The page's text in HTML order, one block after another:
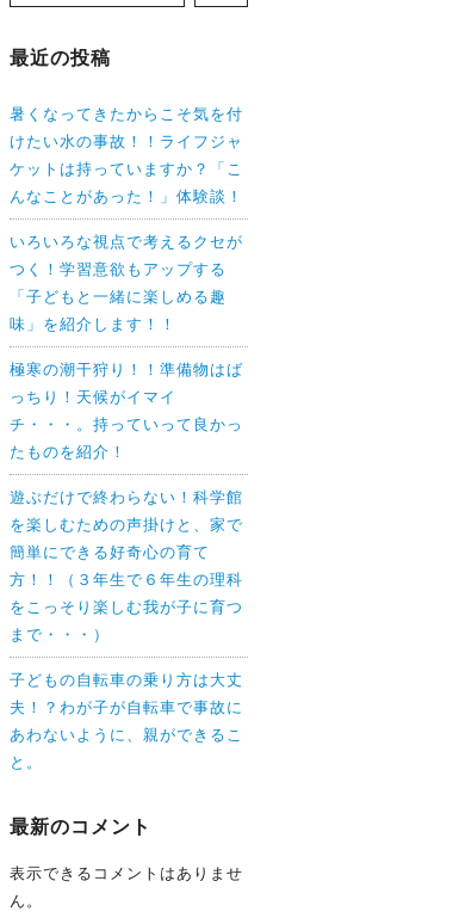
最近の投稿
暑くなってきたからこそ気を付
けたい水の事故！！ライフジャ
ケットは持っていますか？「こ
んなことがあった！」体験談！
いろいろな視点で考えるクセが
つく！学習意欲もアップする
「子どもと一緒に楽しめる趣
味」を紹介します！！
極寒の潮干狩り！！準備物はば
っちり！天候がイマイ
チ・・・。持っていって良かっ
たものを紹介！
遊ぶだけで終わらない！科学館
を楽しむための声掛けと、家で
簡単にできる好奇心の育て
方！！（３年生で６年生の理科
をこっそり楽しむ我が子に育つ
まで・・・）
子どもの自転車の乗り方は大丈
夫！？わが子が自転車で事故に
あわないように、親ができるこ
と。
最新のコメント
表示できるコメントはありませ
ん。